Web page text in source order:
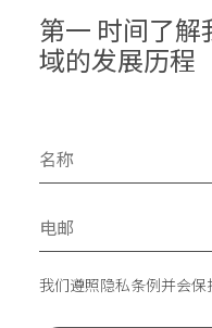
第一 时间了
域的发展历程
我们遵照隐私条例并会保